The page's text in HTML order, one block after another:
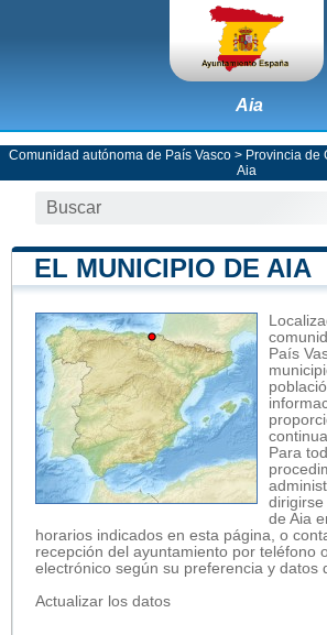
Aia
Comunidad autónoma de País Vasco > Provincia de
Aia
EL MUNICIPIO DE AIA
País
Para
de Aia
horarios indicados en esta página, o
recepción del ayuntamiento por teléfono
electrónico según su preferencia y datos
Actualizar los datos